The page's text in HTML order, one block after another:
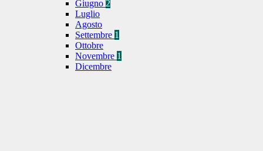
Giugno 2
Luglio
Agosto
Settembre 1
Ottobre
Novembre 1
Dicembre